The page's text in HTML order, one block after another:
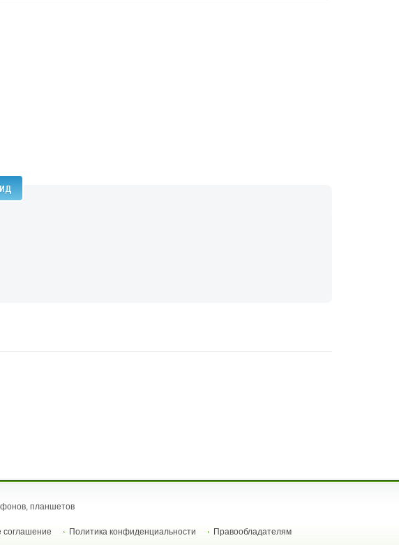
планшетов
соглашение Политика конфиденциальности Правообладателям